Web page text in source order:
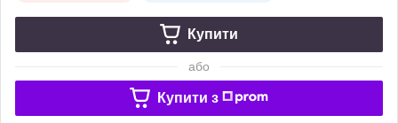
Купити
або
Купити з